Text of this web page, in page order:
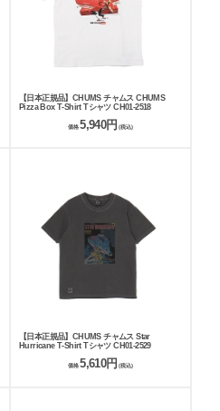
【日本正規品】CHUMS チャムス CHUMS
Pizza Box T-Shirt Tシャツ CH01-2518
価格5,940円 (税込)
【日本正規品】CHUMS チャムス Star
Hurricane T-Shirt Tシャツ CH01-2529
価格5,610円 (税込)